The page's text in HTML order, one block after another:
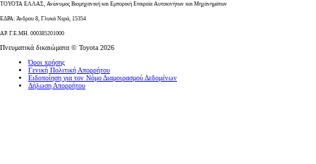
ΤΟΥΟΤΑ ΕΛΛΑΣ, Ανώνυμος Βιομηχανική και Εμπορική Εταιρεία Αυτοκινήτων και Μηχανημάτων
ΕΔΡΑ: Άνδρου 8, Γλυκά Νερά, 15354
ΑΡ. Γ.Ε.ΜΗ. 000385201000
Πνευματικά δικαιώματα © Toyota 2026
Όροι xρήσης
Γενική Πολιτική Απορρήτου
Ειδοποίηση για τον Νόμο Διαμοιρασμού Δεδομένων
Δήλωση Απορρήτου